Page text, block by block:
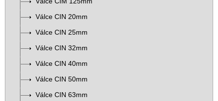
Válce CIN 20mm
Válce CIN 25mm
Válce CIN 32mm
Válce CIN 40mm
Válce CIN 50mm
Válce CIN 63mm